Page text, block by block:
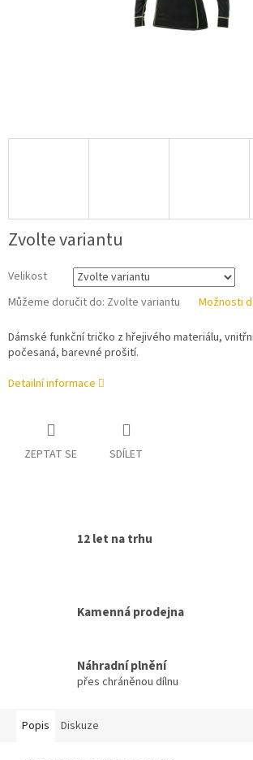
Zvolte variantu
Velikost
Můžeme doručit do: Zvolte variantu Možnosti
Dámské funkční tričko z hřejivého materiálu,
počesaná, barevné prošití.
Detailní informace
ZEPTAT SE SDÍLET
12 let na trhu
Kamenná prodejna
Náhradní plnění
přes chráněnou dílnu
Popis Diskuze